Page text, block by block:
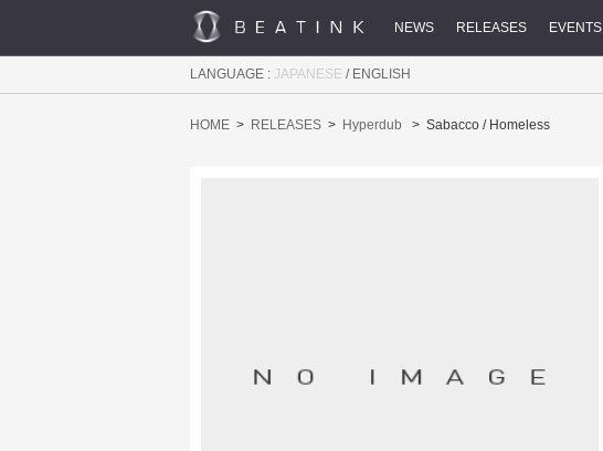
NEWS RELEASES EVENTS
LANGUAGE : JAPANESE / ENGLISH
HOME RELEASES Hyperdub Sabacco / Homeless